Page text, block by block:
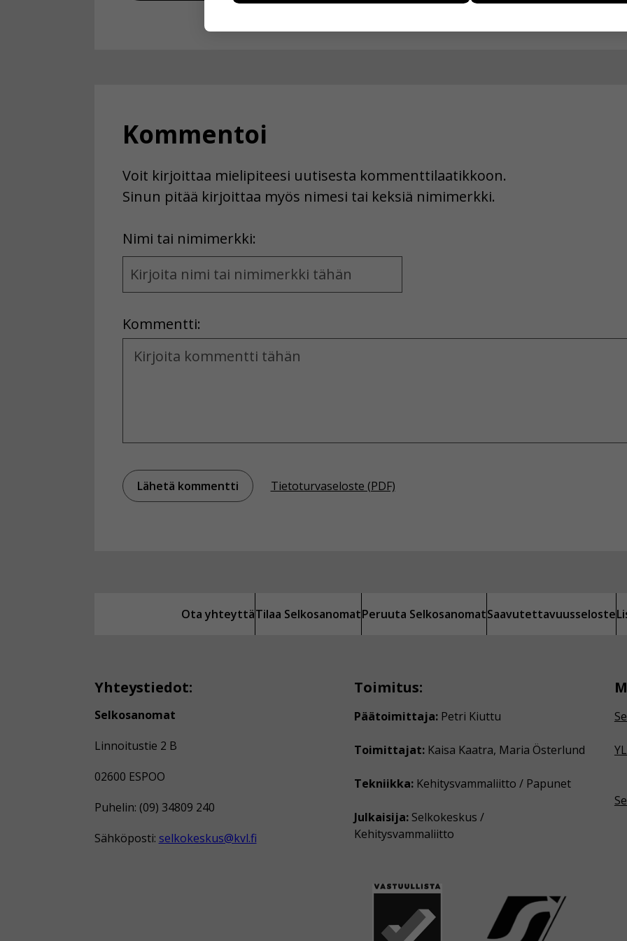
Kommentoi
Voit kirjoittaa mielipiteesi uutisesta kommenttilaatikkoon.
Sinun pitää kirjoittaa myös nimesi tai keksiä nimimerkki.
Nimi tai nimimerkki:
Name
and
Kommentti:
Kommentti
Tietoturvaseloste (PDF)
Ota yhteyttäTilaa SelkosanomatPeruuta SelkosanomatSaavutettavuusseloste
Yhteystiedot:
Selkosanomat
Linnoitustie 2 B
02600 ESPOO
Puhelin: (09) 34809 240
Sähköposti: selkokeskus@kvl.fi
Toimitus:
Päätoimittaja: Petri Kiuttu
Toimittajat: Kaisa Kaatra, Maria Österlund
Tekniikka: Kehitysvammaliitto / Papunet
Julkaisija: Selkokeskus /
Kehitysvammaliitto
kuitenkaan kerää henkilötietoja kuten nimiä, eikä tietoja voi yhdistää